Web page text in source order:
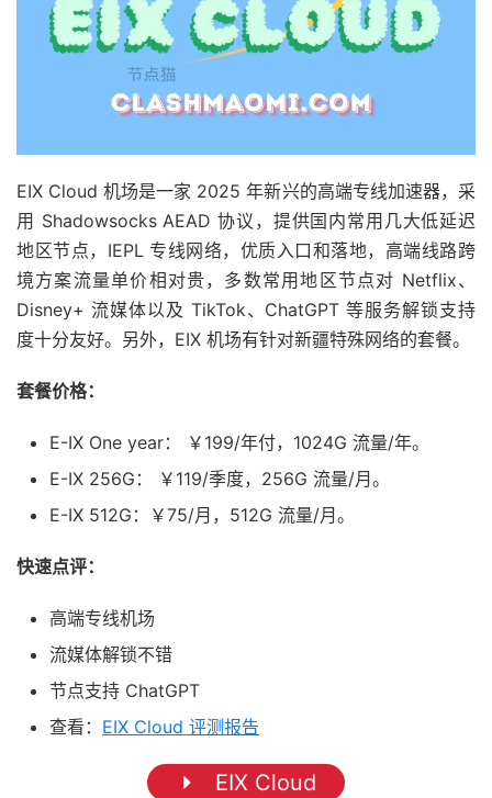
EIX Cloud 机场是一家 2025 年新兴的高端专线加速器，采
用 Shadowsocks AEAD 协议，提供国内常用几大低延迟
地区节点，IEPL 专线网络，优质入口和落地，高端线路跨
境方案流量单价相对贵，多数常用地区节点对 Netflix、
Disney+ 流媒体以及 TikTok、ChatGPT 等服务解锁支持
度十分友好。另外，EIX 机场有针对新疆特殊网络的套餐。
套餐价格：
E-IX One year： ￥199/年付，1024G 流量/年。
E-IX 256G： ￥119/季度，256G 流量/月。
E-IX 512G：￥75/月，512G 流量/月。
快速点评：
高端专线机场
流媒体解锁不错
节点支持 ChatGPT
查看： EIX Cloud 评测报告
EIX Cloud